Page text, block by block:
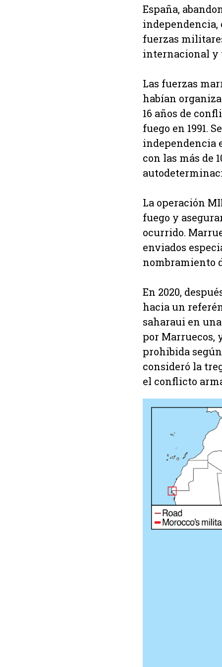
España,
independencia,
fuerzas
internacional y
Las fuerzas
habían
16 años de
fuego en 1991.
independencia
con las más de
La operación
fuego y
ocurrido.
enviados
nombramiento
En 2020,
hacia un
saharaui en
por Marruecos,
prohibida
consideró la
el conflicto